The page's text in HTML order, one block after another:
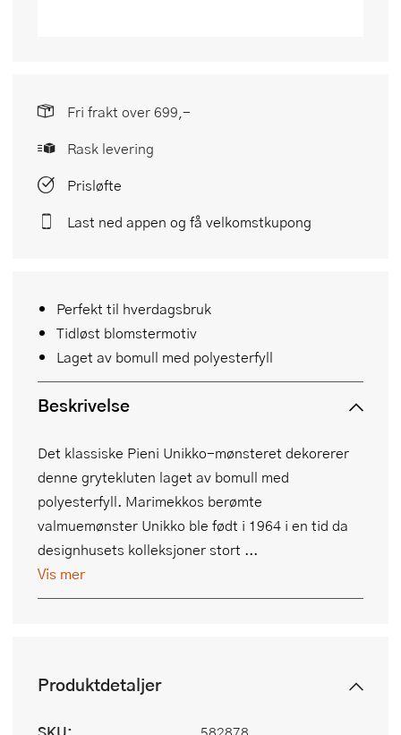
Perfekt til hverdagsbruk
Tidløst blomstermotiv
Laget av bomull med polyesterfyll
Beskrivelse
Det klassiske Pieni Unikko-mønsteret dekorerer
denne grytekluten laget av bomull med
polyesterfyll. Marimekkos berømte
valmuemønster Unikko ble født i 1964 i en tid da
designhusets kolleksjoner stort ...
Vis mer
Fri frakt over 699,-
Rask levering
Prisløfte
Last ned appen og få velkomstkupong
Produktdetaljer